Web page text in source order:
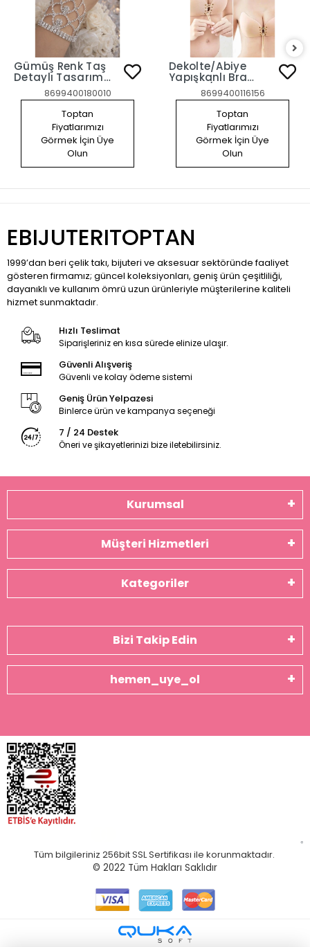
Gümüş Renk Taş
Detaylı Tasarım
Şahmeran
8699400180010
Toptan
Fiyatlarımızı
Görmek İçin Üye
Olun
Dekolte/Abiye
Yapışkanlı Bra
Sütyen/ Askısız
Straplez Göğüs
Dikleştirici Sütyen
8699400116156
Toptan
Fiyatlarımızı
Görmek İçin Üye
Olun
EBIJUTERITOPTAN
1999’dan beri çelik takı, bijuteri ve aksesuar sektöründe faaliyet
gösteren firmamız; güncel koleksiyonları, geniş ürün çeşitliliği,
dayanıklı ve kullanım ömrü uzun ürünleriyle müşterilerine kaliteli
hizmet sunmaktadır.
Hızlı Teslimat
Siparişleriniz en kısa sürede elinize ulaşır.
Güvenli Alışveriş
Güvenli ve kolay ödeme sistemi
Geniş Ürün Yelpazesi
Binlerce ürün ve kampanya seçeneği
7 / 24 Destek
Öneri ve şikayetlerinizi bize iletebilirsiniz.
Kurumsal
Müşteri Hizmetleri
Kategoriler
Bizi Takip Edin
hemen_uye_ol
Tüm bilgileriniz 256bit SSL Sertifikası ile korunmaktadır.
© 2022 Tüm Hakları Saklıdır